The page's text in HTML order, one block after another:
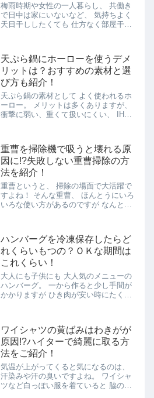
梅雨時期や女性の一人暮らし、 共働き
で日中は家にいないなど、 気持ちよく
天日干ししたくても 仕方なく部屋干し
ないイヤな臭いが 発...
天ぷら鍋にホーローを使うデメ
リットは？おすすめの素材と選
び方も紹介！
天ぷら鍋の素材として よく使われるホ
ーロー。 メリットは多くありますが、
衝撃に弱い、重くて扱いにくい、 IHで
ら鍋を使うメリットとデメリット まず
メリットとしては、密...
重曹を掃除機で吸うと壊れる原
因に!?失敗しない重曹掃除の方
法を紹介！
重曹というと、 掃除の場面で大活躍で
すよね！ そんな重曹、 ほんとうにいろ
いろな使い方があるのですが なんとカ
そのまま振りかける 粉末状の重曹をそ
のまま直接カーペット...
ハンバーグを冷凍保存したらど
れくらいもつの？ＯＫな期間は
これくらい！
大人にも子供にも 大人気のメニューの
ハンバーグ。 一から作ると少し手間が
かかりますが ひき肉が安い時にたくさ
し、節約にもなりますよね！ 今回は、
ハンバーグを冷凍保存する...
ワイシャツの黄ばみはわきがが
原因!?ハイターで綺麗に取る方
法をご紹介！
気温が上がってくると気になるのは、
汗染みや汗の臭いですよね。 ワイシャ
ツなど白っぽい服を着ていると 脇の部